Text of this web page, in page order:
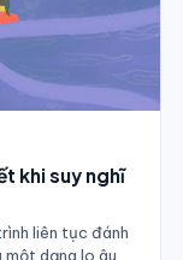
khi suy nghĩ
liên tục đánh
một dạng lo âu